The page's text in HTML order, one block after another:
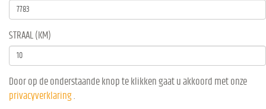
STRAAL (KM)
Door op de onderstaande knop te klikken gaat u akkoord met onze
privacyverklaring